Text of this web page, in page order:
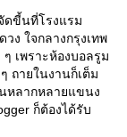
ดขี้นที่โรงแรม
ง ใจกลางกรุงเทพ
เพราะห้องบอลรูม
ถายในงานก็เต็ม
หลากหลายแขนง
ก็ต้องได้รับ